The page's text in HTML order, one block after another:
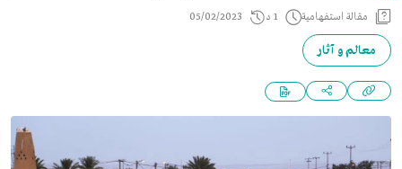
مقالة استفهامية 1 د 05/02/2023
معالم و آثار